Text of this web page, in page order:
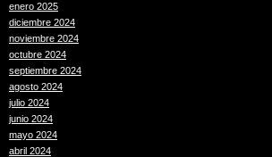
enero 2025
diciembre 2024
noviembre 2024
octubre 2024
septiembre 2024
agosto 2024
julio 2024
junio 2024
mayo 2024
abril 2024